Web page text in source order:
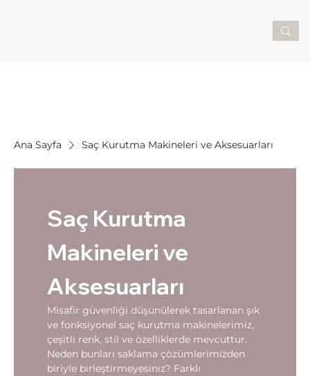
Ana Sayfa Saç Kurutma Makineleri ve Aksesuarları
Saç Kurutma
Makineleri ve
Aksesuarları
Misafir güvenliği düşünülerek tasarlanan şık
ve fonksiyonel saç kurutma makinelerimiz,
çeşitli renk, stil ve özelliklerde mevcuttur.
Neden bunları saklama çözümlerimizden
biriyle birleştirmeyesiniz? Farklı